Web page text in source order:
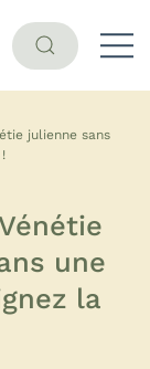
julienne sans
une
la